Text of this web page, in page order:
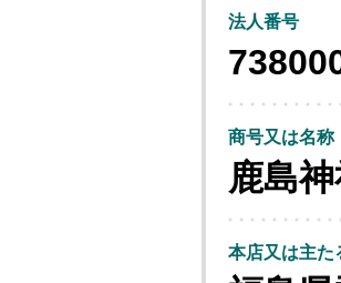
法人番号
商号又は名称
鹿島
本店又は主た